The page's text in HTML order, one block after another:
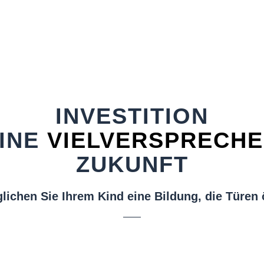
INVESTITION
ZUKUNFT
Sie Ihrem Kind eine Bildung, die Türen